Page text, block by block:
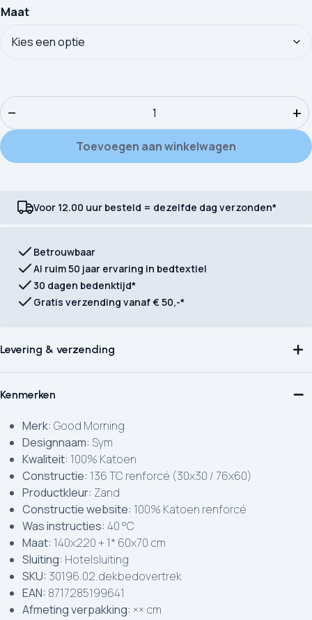
Maat
Dekbedovertrek Good Morning Sym aantal
− +
Toevoegen aan winkelwagen
Voor 12.00 uur besteld = dezelfde dag verzonden*
Betrouwbaar
Al ruim 50 jaar ervaring in bedtextiel
30 dagen bedenktijd*
Gratis verzending vanaf € 50,-*
Levering & verzending
Kenmerken
Merk: Good Morning
Designnaam: Sym
Kwaliteit: 100% Katoen
Constructie: 136 TC renforcé (30x30 / 76x60)
Productkleur: Zand
Constructie website: 100% Katoen renforcé
Was instructies: 40 °C
Maat: 140x220 + 1* 60x70 cm
Sluiting: Hotelsluiting
SKU: 30196.02.dekbedovertrek
EAN: 8717285199641
Afmeting verpakking: ×× cm